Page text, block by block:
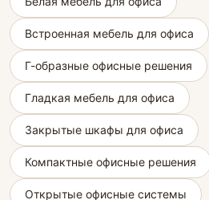
Встроенная мебель для офиса
Г-образные офисные решения
Гладкая мебель для офиса
Закрытые шкафы для офиса
Компактные офисные решения
Открытые офисные системы